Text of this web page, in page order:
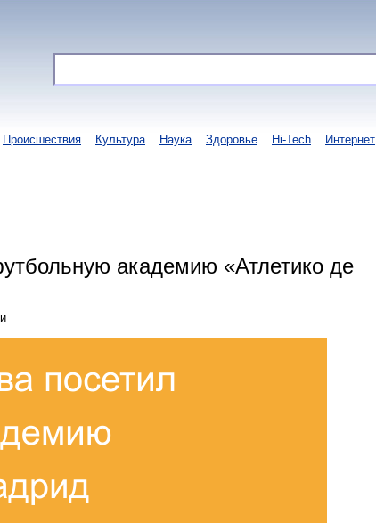
Происшествия Культура Наука Здоровье Hi-Tech Интернет
академию «Атлетико де